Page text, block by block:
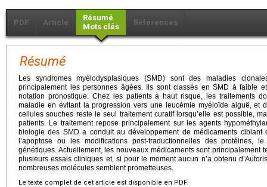
PDF Article
Résumé
Mots clés
Références
Résumé
Les syndromes myélodysplasiques (SMD) sont des maladies
principalement les personnes âgées. Ils sont classés en SMD à faible
notation pronostique. Chez les patients à haut risque, les traitements
maladie en évitant la progression vers une leucémie myéloïde aiguë, et
cellules souches reste le seul traitement curatif lorsqu’elle est possible,
patients. Le traitement repose principalement sur les agents
biologie des SMD a conduit au développement de médicaments
l’apoptose ou les modifications post-traductionnelles des protéines,
génétiques. Actuellement, les nouveaux médicaments sont principalement
plusieurs essais cliniques et, si pour le moment aucun n’a obtenu
nombreuses molécules semblent prometteuses.
Le texte complet de cet article est disponible en PDF.